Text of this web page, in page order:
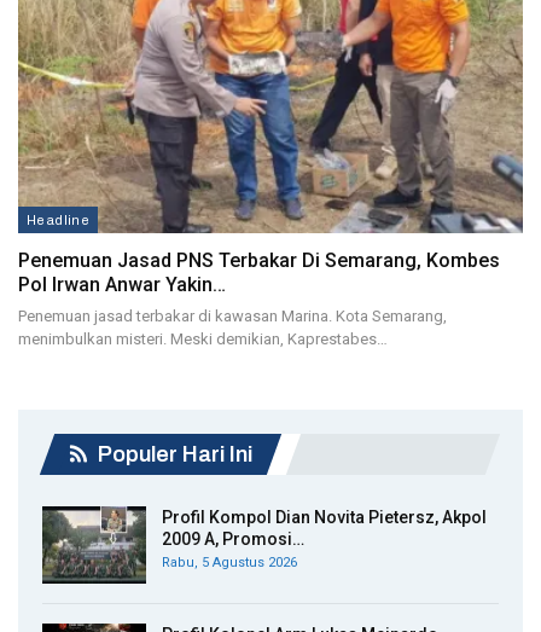
Headline
Penemuan Jasad PNS Terbakar Di Semarang, Kombes
Pol Irwan Anwar Yakin…
Penemuan jasad terbakar di kawasan Marina. Kota Semarang,
menimbulkan misteri. Meski demikian, Kaprestabes…
Populer Hari Ini
Profil Kompol Dian Novita Pietersz, Akpol
2009 A, Promosi…
Rabu, 5 Agustus 2026